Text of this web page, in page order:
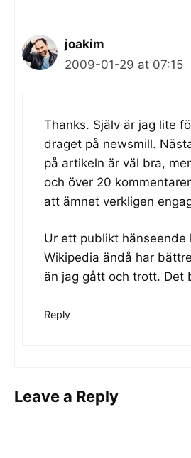
joakim
2009-01-29 at 07:15
Thanks. Själv är jag lite
draget på newsmill.
på artikeln är väl bra,
och över 20
att ämnet verkligen
Ur ett publikt hänseende
Wikipedia ändå har
än jag gått och trott. Det
Reply
Leave a Reply